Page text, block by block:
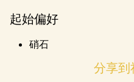
起始偏好
硝石
分享到